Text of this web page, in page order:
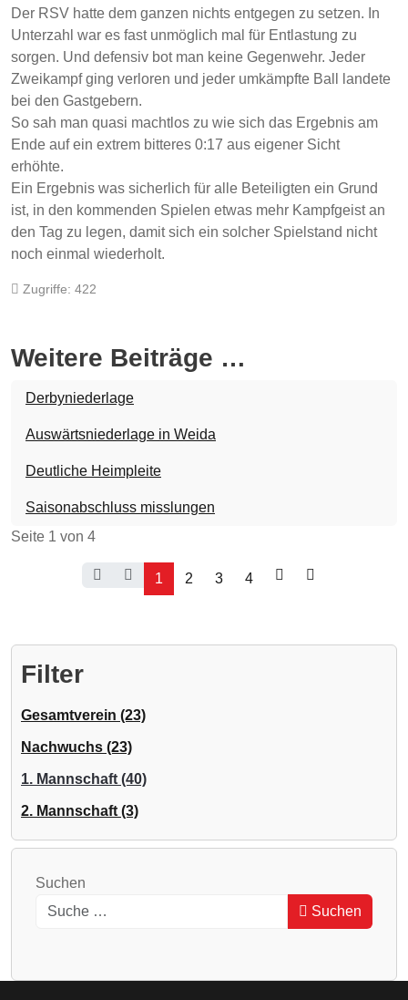
Der RSV hatte dem ganzen nichts entgegen zu setzen. In
Unterzahl war es fast unmöglich mal für Entlastung zu
sorgen. Und defensiv bot man keine Gegenwehr. Jeder
Zweikampf ging verloren und jeder umkämpfte Ball landete
bei den Gastgebern.
So sah man quasi machtlos zu wie sich das Ergebnis am
Ende auf ein extrem bitteres 0:17 aus eigener Sicht
erhöhte.
Ein Ergebnis was sicherlich für alle Beteiligten ein Grund
ist, in den kommenden Spielen etwas mehr Kampfgeist an
den Tag zu legen, damit sich ein solcher Spielstand nicht
noch einmal wiederholt.
Zugriffe: 422
Weitere Beiträge …
Derbyniederlage
Auswärtsniederlage in Weida
Deutliche Heimpleite
Saisonabschluss misslungen
Seite 1 von 4
1 2 3 4
Filter
Gesamtverein (23)
Nachwuchs (23)
1. Mannschaft (40)
2. Mannschaft (3)
Suchen
Suchen